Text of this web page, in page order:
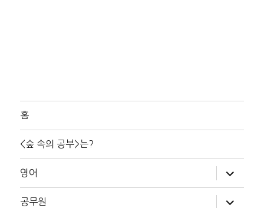
홈
<숲 속의 공부>는?
영어
위
메
뉴
공무원